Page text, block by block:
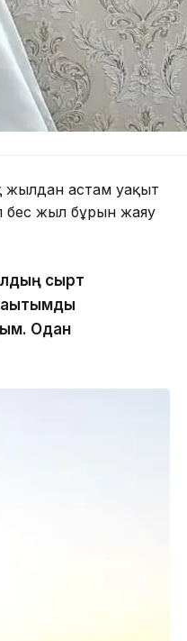
жылдан астам уақыт
бес жыл бұрын жаяу
сырт
Одан